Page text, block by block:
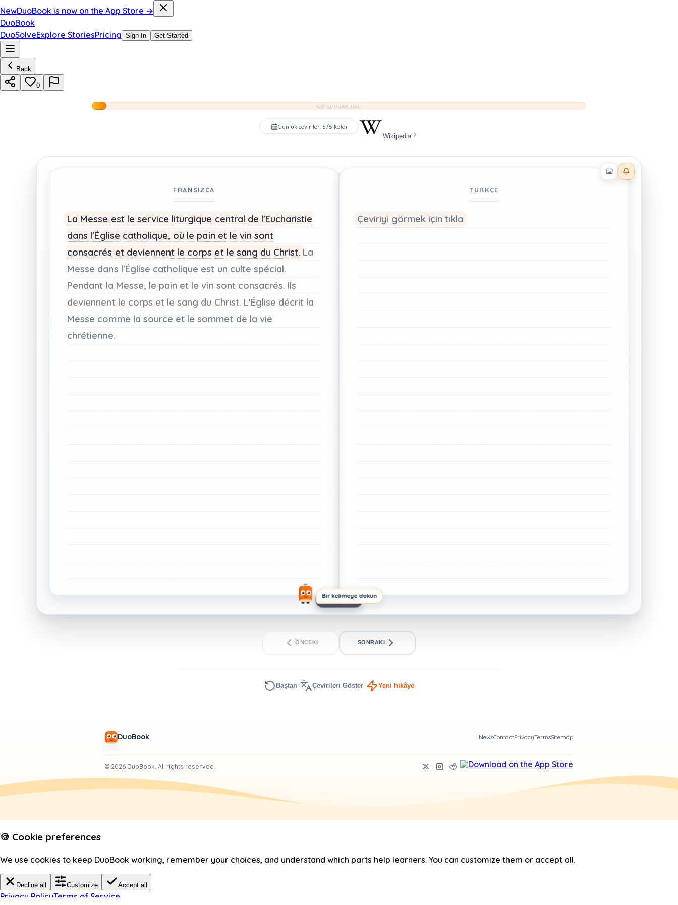
NewDuoBook is now on the App Store →
DuoBook
DuoSolveExplore StoriesPricing Sign In Get Started
Back
0
%0 tamamlandı
Günlük çeviriler: 5/5 kaldı
Wikipedia
Reader effects on
Bir kelimeye dokun
FRANSIZCA
La Messe est le service liturgique central de l'Eucharistie
dans l'Église catholique, où le pain et le vinsont
consacrés et deviennent le corps et le sang du Christ. La
Messe dans l'Église catholique est un culte spécial.
Pendant la Messe, le pain et le vin sont consacrés. Ils
deviennent le corps et le sang du Christ. L'Église décrit la
Messe comme la source et le sommet de la vie
chrétienne.
TÜRKÇE
Çeviriyi görmek için tıkla
1/1. SAYFA
ÖNCEKI SONRAKI
Baştan Çevirileri Göster Yeni hikâye
DuoBook NewsContactPrivacyTermsSitemap
© 2026 DuoBook. All rights reserved.
🍪 Cookie preferences
We use cookies to keep DuoBook working, remember your choices, and understand which parts help learners. You can customize them or accept all.
Decline all Customize Accept all
Privacy PolicyTerms of Service